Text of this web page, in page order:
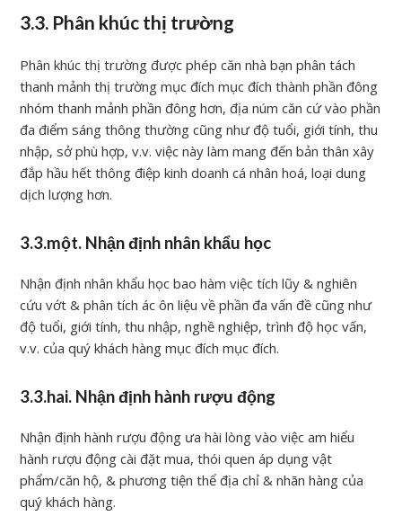
3.3. Phân khúc thị trường
Phân khúc thị trường được phép căn nhà bạn phân tách
thanh mảnh thị trường mục đích mục đích thành phần đông
nhóm thanh mảnh phần đông hơn, địa núm căn cứ vào phần
đa điểm sáng thông thường cũng như độ tuổi, giới tính, thu
nhập, sở phù hợp, v.v. việc này làm mang đến bản thân xây
đắp hầu hết thông điệp kinh doanh cá nhân hoá, loại dung
dịch lượng hơn.
3.3.một. Nhận định nhân khẩu học
Nhận định nhân khẩu học bao hàm việc tích lũy & nghiên
cứu vớt & phân tích ác ôn liệu về phần đa vấn đề cũng như
độ tuổi, giới tính, thu nhập, nghề nghiệp, trình độ học vấn,
v.v. của quý khách hàng mục đích mục đích.
3.3.hai. Nhận định hành rượu động
Nhận định hành rượu động ưa hài lòng vào việc am hiểu
hành rượu động cài đặt mua, thói quen áp dụng vật
phẩm/căn hộ, & phương tiện thể địa chỉ & nhãn hàng của
quý khách hàng.